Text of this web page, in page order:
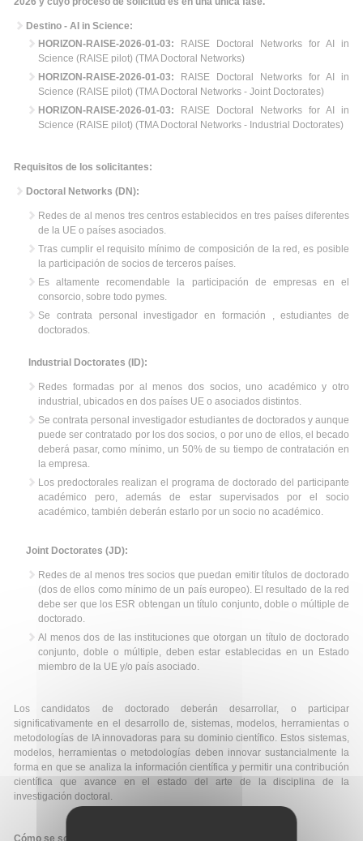
Destino - AI in Science:
HORIZON-RAISE-2026-01-03: RAISE Doctoral Networks for AI in
Science (RAISE pilot) (TMA Doctoral Networks)
HORIZON-RAISE-2026-01-03: RAISE Doctoral Networks for AI in
Science (RAISE pilot) (TMA Doctoral Networks - Joint Doctorates)
HORIZON-RAISE-2026-01-03: RAISE Doctoral Networks for AI in
Science (RAISE pilot) (TMA Doctoral Networks - Industrial Doctorates)
Requisitos de los solicitantes:
Doctoral Networks (DN):
Redes de al menos tres centros establecidos en tres países diferentes
de la UE o países asociados.
Tras cumplir el requisito mínimo de composición de la red, es posible
la participación de socios de terceros países.
Es altamente recomendable la participación de empresas en el
consorcio, sobre todo pymes.
Se contrata personal investigador en formación , estudiantes de
doctorados.
Industrial Doctorates (ID):
Redes formadas por al menos dos socios, uno académico y otro
industrial, ubicados en dos países UE o asociados distintos.
Se contrata personal investigador estudiantes de doctorados y aunque
puede ser contratado por los dos socios, o por uno de ellos, el becado
deberá pasar, como mínimo, un 50% de su tiempo de contratación en
la empresa.
Los predoctorales realizan el programa de doctorado del participante
académico pero, además de estar supervisados por el socio
académico, también deberán estarlo por un socio no académico.
Joint Doctorates (JD):
Redes de al menos tres socios que puedan emitir títulos de doctorado
(dos de ellos como mínimo de un país europeo). El resultado de la red
debe ser que los ESR obtengan un título conjunto, doble o múltiple de
doctorado.
Al menos dos de las instituciones que otorgan un título de doctorado
conjunto, doble o múltiple, deben estar establecidas en un Estado
miembro de la UE y/o país asociado.
Los candidatos de doctorado deberán desarrollar, o participar
significativamente en el desarrollo de, sistemas, modelos, herramientas o
metodologías de IA innovadoras para su dominio científico. Estos sistemas,
modelos, herramientas o metodologías deben innovar sustancialmente la
forma en que se analiza la información científica y permitir una contribución
científica que avance en el estado del arte de la disciplina de la
investigación doctoral.
Cómo se solicita: